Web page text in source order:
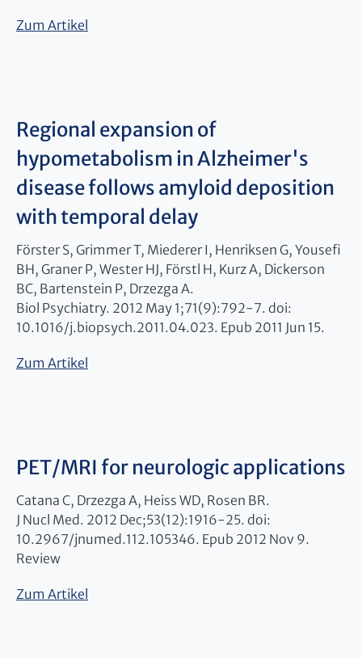
Zum Artikel
Regional expansion of
hypometabolism in Alzheimer's
disease follows amyloid deposition
with temporal delay
Förster S, Grimmer T, Miederer I, Henriksen G, Yousefi
BH, Graner P, Wester HJ, Förstl H, Kurz A, Dickerson
BC, Bartenstein P, Drzezga A.
Biol Psychiatry. 2012 May 1;71(9):792-7. doi:
10.1016/j.biopsych.2011.04.023. Epub 2011 Jun 15.
Zum Artikel
PET/MRI for neurologic applications
Catana C, Drzezga A, Heiss WD, Rosen BR.
J Nucl Med. 2012 Dec;53(12):1916-25. doi:
10.2967/jnumed.112.105346. Epub 2012 Nov 9.
Review
Zum Artikel